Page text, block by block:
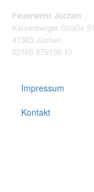
Feuerwehr Jüchen
Kelzenberger Straße 91
41363 Jüchen
02165 879156 10
Impressum
Kontakt